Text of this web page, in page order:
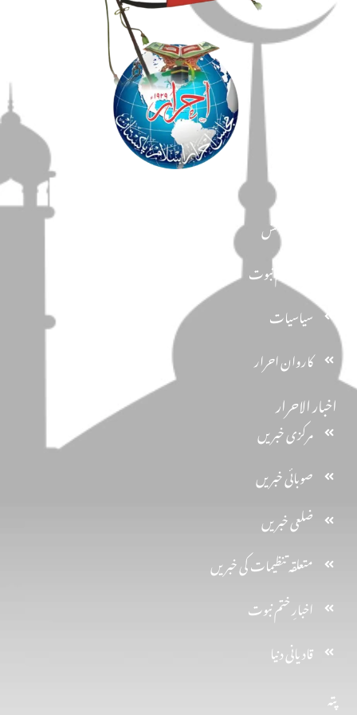
پتہ
اخبار الاحرار
مرکزی خبریں
صوبائی خبریں
ضلعی خبریں
متعلقہ تنظیمات کی خبریں
اخبارِ ختم نبوت
قادیانی دنیا
دین و دانش
تحفظ ختم نبوت
سیاسیات
کاروان احرار